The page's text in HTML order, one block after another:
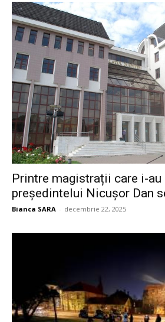
Printre magistrații care i-au
președintelui Nicușor Dan
Bianca SARA - decembrie 22, 2025